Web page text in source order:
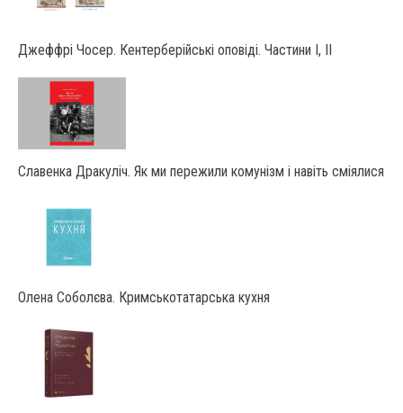
Джеффрі Чосер. Кентерберійські оповіді. Частини І, ІІ
Славенка Дракуліч. Як ми пережили комунізм і навіть сміялися
Олена Соболєва. Кримськотатарська кухня